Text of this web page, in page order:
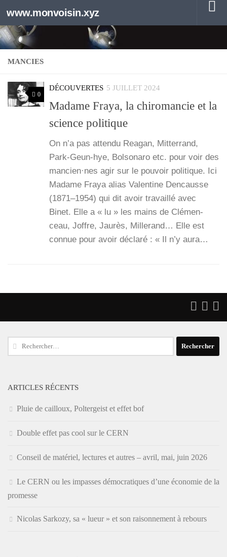
Au dessous du contenu
www.monvoisin.xyz
MANCIES
0
DÉCOUVERTES 5 JUILLET 2024
Madame Fraya, la chiromancie et la
science politique
On n’a pas atten­du Rea­gan, Mit­ter­rand,
Park-Geun-hye, Bol­so­na­ro etc. pour voir des
mancien·nes agir sur le pou­voir poli­tique. Ici
Madame Fraya alias Valen­tine Den­causse
(1871–1954) qui dit avoir tra­vaillé avec
Binet. Elle a « lu » les mains de Clé­men­
ceau, Joffre, Jau­rès, Mille­rand… Elle est
connue pour avoir décla­ré : « Il n’y aura…
Rechercher :
ARTICLES RÉCENTS
Pluie de cailloux, Poltergeist et effet bof
Double effet pas cool sur le CERN
Conseil de matériel, lectures et autres – avril, mai, juin 2026
Le CERN ou les impasses démocratiques d’une économie de la
promesse
Nicolas Sarkozy, sa « lueur » et son raisonnement à rebours